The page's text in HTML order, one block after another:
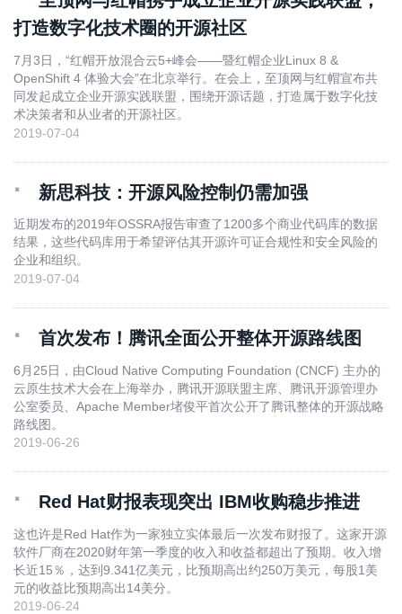
打造数字化技术圈的开源社区
7月3日，“红帽开放混合云5+峰会——暨红帽企业Linux 8 &
OpenShift 4 体验大会”在北京举行。在会上，至顶网与红帽宣布共
同发起成立企业开源实践联盟，围绕开源话题，打造属于数字化技
术决策者和从业者的开源社区。
2019-07-04
· 新思科技：开源风险控制仍需加强
近期发布的2019年OSSRA报告审查了1200多个商业代码库的数据
结果，这些代码库用于希望评估其开源许可证合规性和安全风险的
企业和组织。
2019-07-04
· 首次发布！腾讯全面公开整体开源路线图
6月25日，由Cloud Native Computing Foundation (CNCF) 主办的
云原生技术大会在上海举办，腾讯开源联盟主席、腾讯开源管理办
公室委员、Apache Member堵俊平首次公开了腾讯整体的开源战略
路线图。
2019-06-26
· Red Hat财报表现突出 IBM收购稳步推进
这也许是Red Hat作为一家独立实体最后一次发布财报了。这家开源
软件厂商在2020财年第一季度的收入和收益都超出了预期。收入增
长近15％，达到9.341亿美元，比预期高出约250万美元，每股1美
元的收益比预期高出14美分。
2019-06-24